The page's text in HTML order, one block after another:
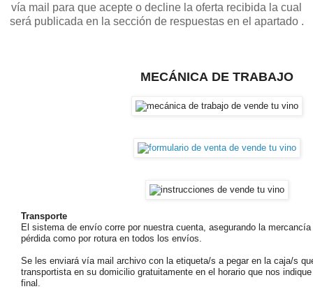
vía mail para que acepte o decline la oferta recibida la cual
será publicada en la sección de respuestas en el apartado .
MECÁNICA DE TRABAJO
Transporte
El sistema de envío corre por nuestra cuenta, asegurando la
pérdida como por rotura en todos los envíos.
Se les enviará vía mail archivo con la etiqueta/s a pegar en la caja/s
transportista en su domicilio gratuitamente en el horario que nos
final.